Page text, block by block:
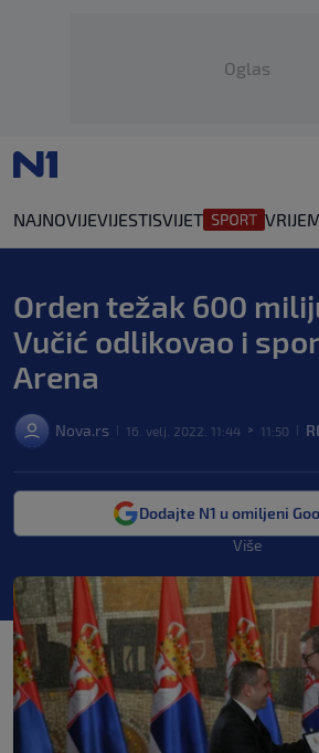
Oglas
NAJNOVIJEVIJESTISVIJET
Orden težak 600
Vučić odlikovao i
Arena
Nova.rs 16. velj. 2022. 11:44 > 11:50
Dodajte N1 u omiljeni
Više